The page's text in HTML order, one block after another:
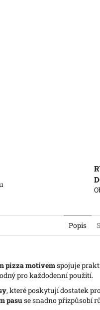
Popis
pizza motivemspojuje
pro každodenní použití.
, které poskytují dostatek
pasuse snadno přizpůsobí